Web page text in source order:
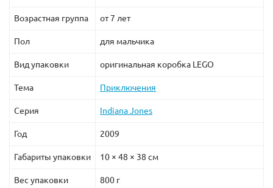
Возрастная группа от 7 лет
Пол для мальчика
Вид упаковки оригинальная коробка LEGO
Тема Приключения
Серия Indiana Jones
Год 2009
Габариты упаковки 10 × 48 × 38 см
Вес упаковки 800 г